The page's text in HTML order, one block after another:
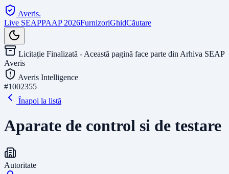
Averis.
Live SEAPPAAP 2026FurnizoriGhidCăutare
Licitație Finalizată - Această pagină face parte din Arhiva SEAP
Averis
Averis Intelligence
#1002355
Înapoi la listă
Aparate de control si de testare
Autoritate